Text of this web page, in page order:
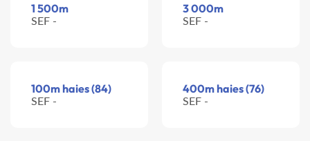
1 500m
SEF -
3 000m
SEF -
100m haies (84)
SEF -
400m haies (76)
SEF -